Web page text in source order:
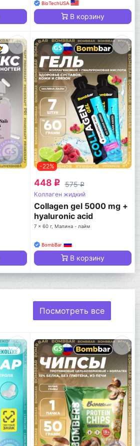
BioTechUSA
В корзину
-22%
448 q 575q
Коллаген жидкий
Collagen gel 5000 mg +
hyaluronic acid
7 x 60 г, Малина - лайм
BombBar
В корзину
Посмотреть все